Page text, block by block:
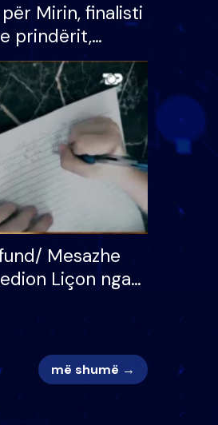
Mirin, finalisti
prindërit,
bashkëshorten:
letër divorci
Mesazhe
Liçon nga
më shumë →